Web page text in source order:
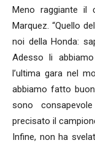
Meno raggiante il
Marquez. “Quello
noi della Honda:
Adesso li
l’ultima gara nel
abbiamo fatto
sono
precisato il
Infine, non ha